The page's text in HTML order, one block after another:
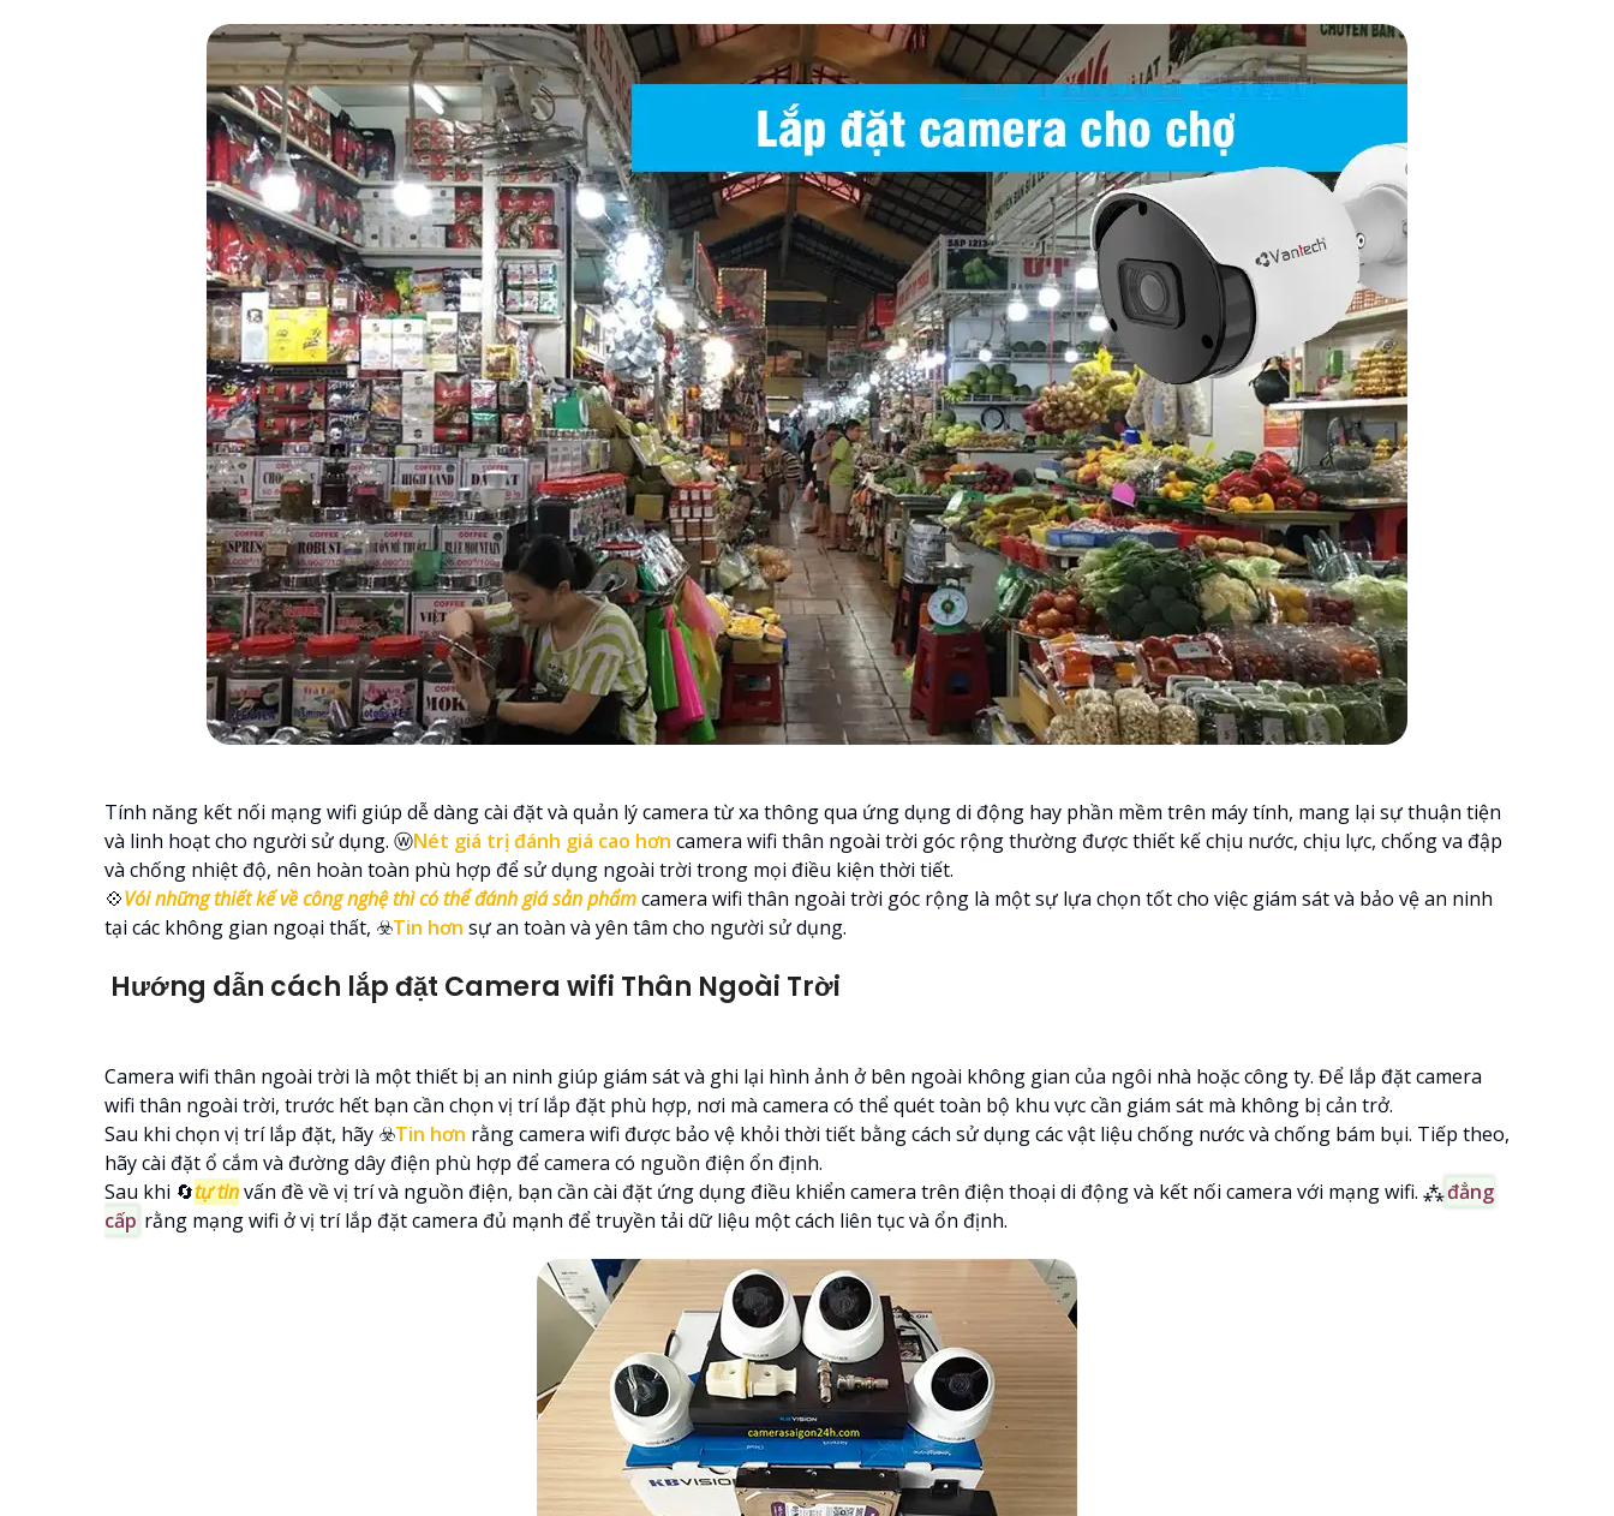
Tính năng kết nối mạng wifi giúp dễ dàng cài đặt và quản lý camera từ xa thông qua ứng dụng di động hay phần mềm trên máy tính, mang lại sự thuận tiện
và linh hoạt cho người sử dụng. ⓦNét giá trị đánh giá cao hơn camera wifi thân ngoài trời góc rộng thường được thiết kế chịu nước, chịu lực, chống va đập
và chống nhiệt độ, nên hoàn toàn phù hợp để sử dụng ngoài trời trong mọi điều kiện thời tiết.
💠Vói những thiết kế về công nghệ thì có thể đánh giá sản phẩmcamera wifi thân ngoài trời góc rộng là một sự lựa chọn tốt cho việc giám sát và bảo vệ an ninh
tại các không gian ngoại thất, ☣️Tin hơn sự an toàn và yên tâm cho người sử dụng.
Hướng dẫn cách lắp đặt Camera wifi Thân Ngoài Trời
Camera wifi thân ngoài trời là một thiết bị an ninh giúp giám sát và ghi lại hình ảnh ở bên ngoài không gian của ngôi nhà hoặc công ty. Để lắp đặt camera
wifi thân ngoài trời, trước hết bạn cần chọn vị trí lắp đặt phù hợp, nơi mà camera có thể quét toàn bộ khu vực cần giám sát mà không bị cản trở.
Sau khi chọn vị trí lắp đặt, hãy ☣️Tin hơn rằng camera wifi được bảo vệ khỏi thời tiết bằng cách sử dụng các vật liệu chống nước và chống bám bụi. Tiếp theo,
hãy cài đặt ổ cắm và đường dây điện phù hợp để camera có nguồn điện ổn định.
Sau khi 🔄tự tinvấn đề về vị trí và nguồn điện, bạn cần cài đặt ứng dụng điều khiển camera trên điện thoại di động và kết nối camera với mạng wifi. ⁂đẳng
cấp rằng mạng wifi ở vị trí lắp đặt camera đủ mạnh để truyền tải dữ liệu một cách liên tục và ổn định.